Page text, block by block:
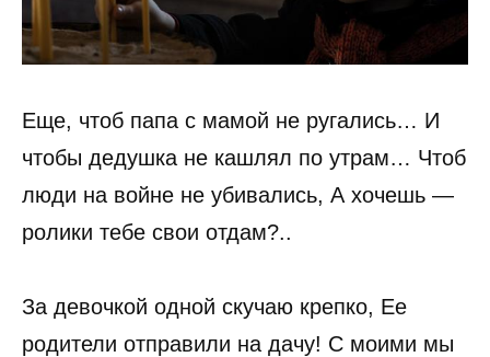
Еще, чтоб папа с мамой не ругались… И
чтобы дедушка не кашлял по утрам… Чтоб
люди на войне не убивались, А хочешь —
ролики тебе свои отдам?..
За девочкой одной скучаю крепко, Ее
родители отправили на дачу! С моими мы